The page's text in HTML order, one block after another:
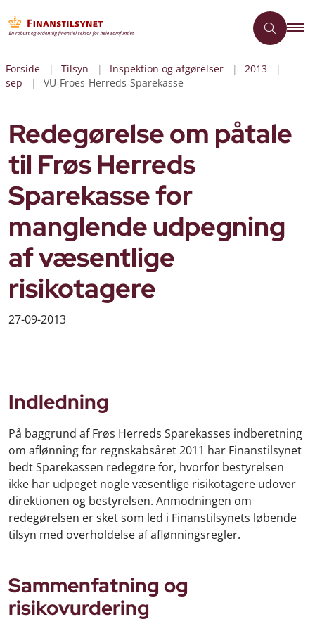
Forside Tilsyn Inspektion og afgørelser
2013
sep
VU-Froes-Herreds-Sparekasse
Redegørelse om påtale
til Frøs Herreds
Sparekasse for
manglende udpegning
af væsentlige
risikotagere
27-09-2013
Indledning
På baggrund af Frøs Herreds Sparekasses indberetning
om aflønning for regnskabsåret 2011 har Finanstilsynet
bedt Sparekassen redegøre for, hvorfor bestyrelsen
ikke har udpeget nogle væsentlige risikotagere udover
direktionen og bestyrelsen. Anmodningen om
redegørelsen er sket som led i Finanstilsynets løbende
tilsyn med overholdelse af aflønningsregler.
Sammenfatning og
risikovurdering